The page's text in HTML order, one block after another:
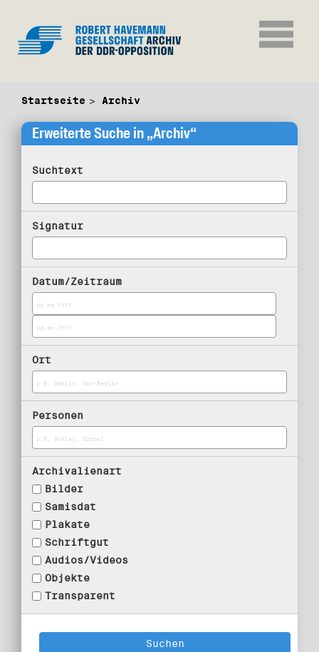
Startseite Archiv
Erweiterte Suche in „Archiv“
Suchtext
Signatur
Datum/Zeitraum
Ort
Personen
Archivalienart
Bilder
Samisdat
Plakate
Schriftgut
Audios/Videos
Objekte
Transparent